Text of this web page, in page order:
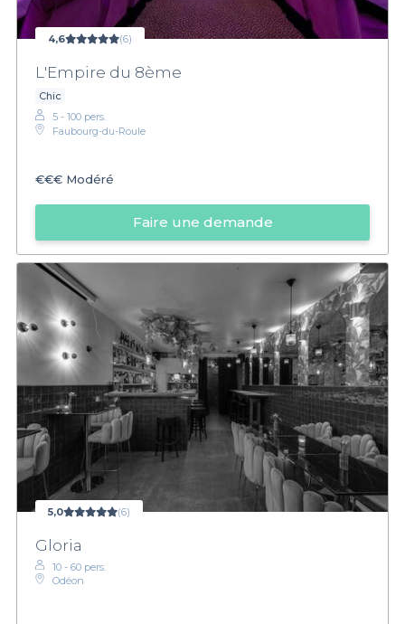
4,6 (6)
L'Empire du 8ème
Chic
5 - 100 pers.
Faubourg-du-Roule
€€€ Modéré
Faire une demande
5,0 (6)
Gloria
10 - 60 pers.
Odéon